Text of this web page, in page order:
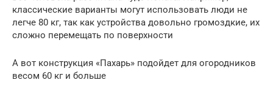
классические варианты могут использовать люди не
легче 80 кг, так как устройства довольно громоздкие, их
сложно перемещать по поверхности
А вот конструкция «Пахарь» подойдет для огородников
весом 60 кг и больше